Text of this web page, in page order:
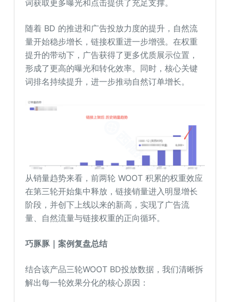
词获取更多曝光和点击提供了充足支撑。
随着 BD 的推进和广告投放力度的提升，自然流
量开始稳步增长，链接权重进一步增强。在权重
提升的带动下，广告获得了更多优质展示位置，
形成了更高的曝光和转化效率。同时，核心关键
词排名持续提升，进一步推动自然订单增长。
从销量趋势来看，前两轮 WOOT 积累的权重效应
在第三轮开始集中释放，链接销量进入明显增长
阶段，并创下上线以来的新高，实现了广告流
量、自然流量与链接权重的正向循环。
巧豚豚｜案例复盘总结
结合该产品三轮WOOT BD投放数据，我们清晰拆
解出每一轮效果分化的核心原因：